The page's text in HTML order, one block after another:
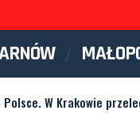
W Krakowie